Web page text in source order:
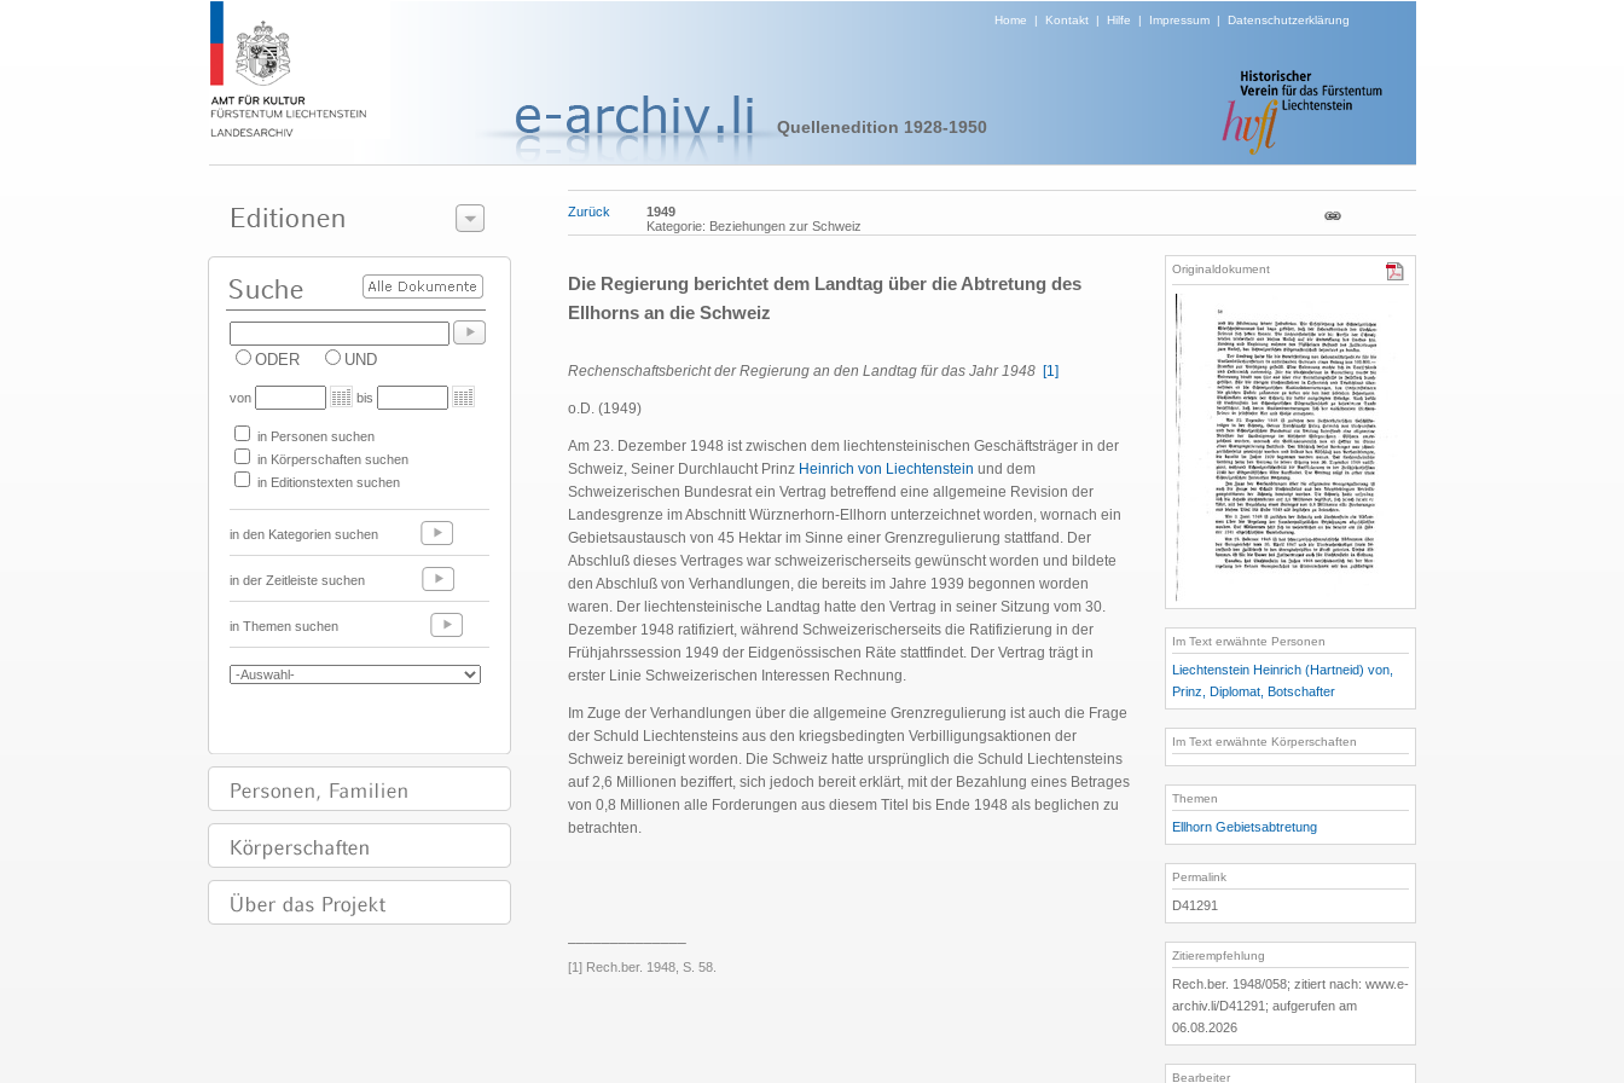
Home | Kontakt| Hilfe | Impressum| Datenschutzerklärung
Quellenedition 1928-1950
ODER UND
von bis
in Personen suchen
in Körperschaften suchen
in Editionstexten suchen
in den Kategorien suchen
in der Zeitleiste suchen
in Themen suchen
Zurück
1949
Kategorie: Beziehungen zur Schweiz
Die Regierung berichtet dem Landtag über die Abtretung des
Ellhorns an die Schweiz
Rechenschaftsbericht der Regierung an den Landtag für das Jahr 1948 [1]
o.D. (1949)
Am 23. Dezember 1948 ist zwischen dem liechtensteinischen Geschäftsträger in der
Schweiz, Seiner Durchlaucht Prinz Heinrich von Liechtenstein und dem
Schweizerischen Bundesrat ein Vertrag betreffend eine allgemeine Revision der
Landesgrenze im Abschnitt Würznerhorn-Ellhorn unterzeichnet worden, wornach ein
Gebietsaustausch von 45 Hektar im Sinne einer Grenzregulierung stattfand. Der
Abschluß dieses Vertrages war schweizerischerseits gewünscht worden und bildete
den Abschluß von Verhandlungen, die bereits im Jahre 1939 begonnen worden
waren. Der liechtensteinische Landtag hatte den Vertrag in seiner Sitzung vom 30.
Dezember 1948 ratifiziert, während Schweizerischerseits die Ratifizierung in der
Frühjahrssession 1949 der Eidgenössischen Räte stattfindet. Der Vertrag trägt in
erster Linie Schweizerischen Interessen Rechnung.
Im Zuge der Verhandlungen über die allgemeine Grenzregulierung ist auch die Frage
der Schuld Liechtensteins aus den kriegsbedingten Verbilligungsaktionen der
Schweiz bereinigt worden. Die Schweiz hatte ursprünglich die Schuld Liechtensteins
auf 2,6 Millionen beziffert, sich jedoch bereit erklärt, mit der Bezahlung eines Betrages
von 0,8 Millionen alle Forderungen aus diesem Titel bis Ende 1948 als beglichen zu
betrachten.
[1] Rech.ber. 1948, S. 58.
Originaldokument
Im Text erwähnte Personen
Liechtenstein Heinrich (Hartneid) von,
Prinz, Diplomat, Botschafter
Im Text erwähnte Körperschaften
Themen
Ellhorn Gebietsabtretung
Permalink
D41291
Zitierempfehlung
Rech.ber. 1948/058; zitiert nach: www.e-
archiv.li/D41291; aufgerufen am
06.08.2026
Bearbeiter